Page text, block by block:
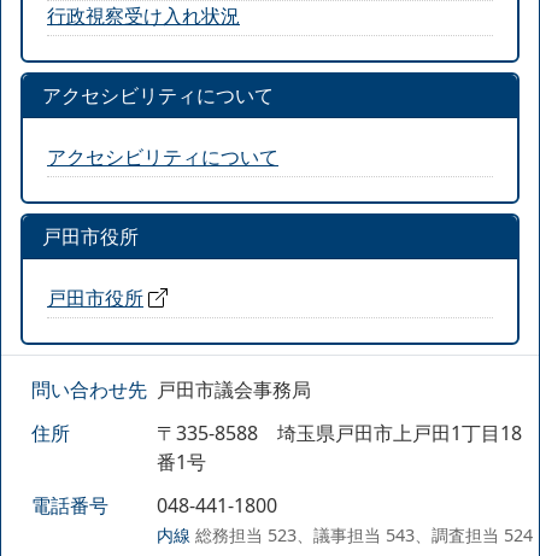
行政視察受け入れ状況
アクセシビリティについて
アクセシビリティについて
戸田市役所
戸田市役所
問い合わせ先 戸田市議会事務局
住所
〒335-8588 埼玉県戸田市上戸田1丁目18
番1号
電話番号
048-441-1800
内線 総務担当 523、議事担当 543、調査担当 524